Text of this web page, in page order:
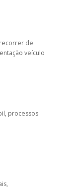
de
veículo
processos